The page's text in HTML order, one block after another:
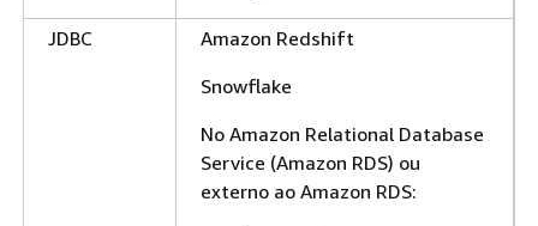
JDBC
Amazon Redshift
Snowflake
No Amazon Relational Database
Service (Amazon RDS) ou
externo ao Amazon RDS: